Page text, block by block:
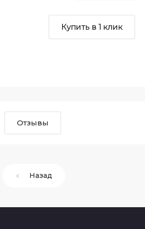
Купить в 1 клик
Отзывы
Назад